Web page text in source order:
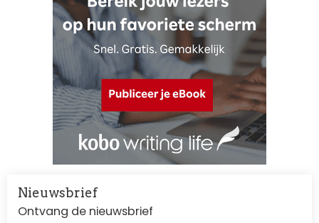
Nieuwsbrief
Ontvang de nieuwsbrief